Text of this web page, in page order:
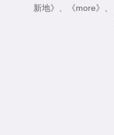
新地》
《more》